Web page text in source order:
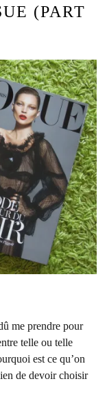
(PART
me prendre pour
telle ou telle
est ce qu’on
de devoir choisir